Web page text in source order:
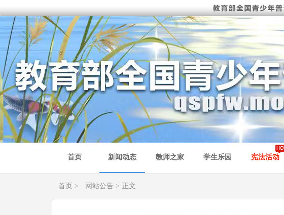
首页 新闻动态 教师之家 学生乐园 宪法活动
首页 > 网站公告 > 正文